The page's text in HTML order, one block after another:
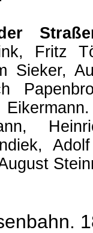
Fritz
Sieker,